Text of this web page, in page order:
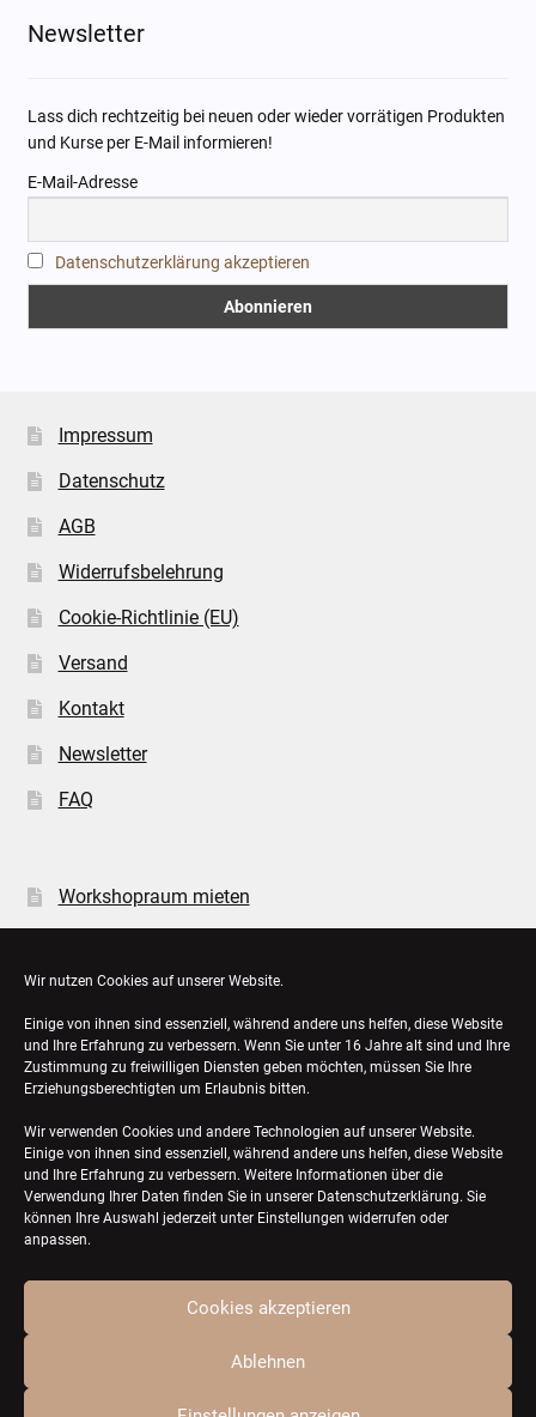
Wir nutzen Cookies auf unserer Website.
Einige von ihnen sind essenziell, während andere uns helfen, diese Website
und Ihre Erfahrung zu verbessern. Wenn Sie unter 16 Jahre alt sind und Ihre
Zustimmung zu freiwilligen Diensten geben möchten, müssen Sie Ihre
Erziehungsberechtigten um Erlaubnis bitten.
Wir verwenden Cookies und andere Technologien auf unserer Website.
Einige von ihnen sind essenziell, während andere uns helfen, diese Website
und Ihre Erfahrung zu verbessern. Weitere Informationen über die
Verwendung Ihrer Daten finden Sie in unserer Datenschutzerklärung. Sie
können Ihre Auswahl jederzeit unter Einstellungen widerrufen oder
anpassen.
Cookies akzeptieren
Ablehnen
Newsletter
Lass dich rechtzeitig bei neuen oder wieder vorrätigen Produkten
und Kurse per E-Mail informieren!
E-Mail-Adresse
Datenschutzerklärung akzeptieren
Impressum
Datenschutz
AGB
Widerrufsbelehrung
Cookie-Richtlinie (EU)
Versand
Kontakt
Newsletter
FAQ
Workshopraum mieten
Bestellungen
Konto-Details
© ZQTL ceramics 2026